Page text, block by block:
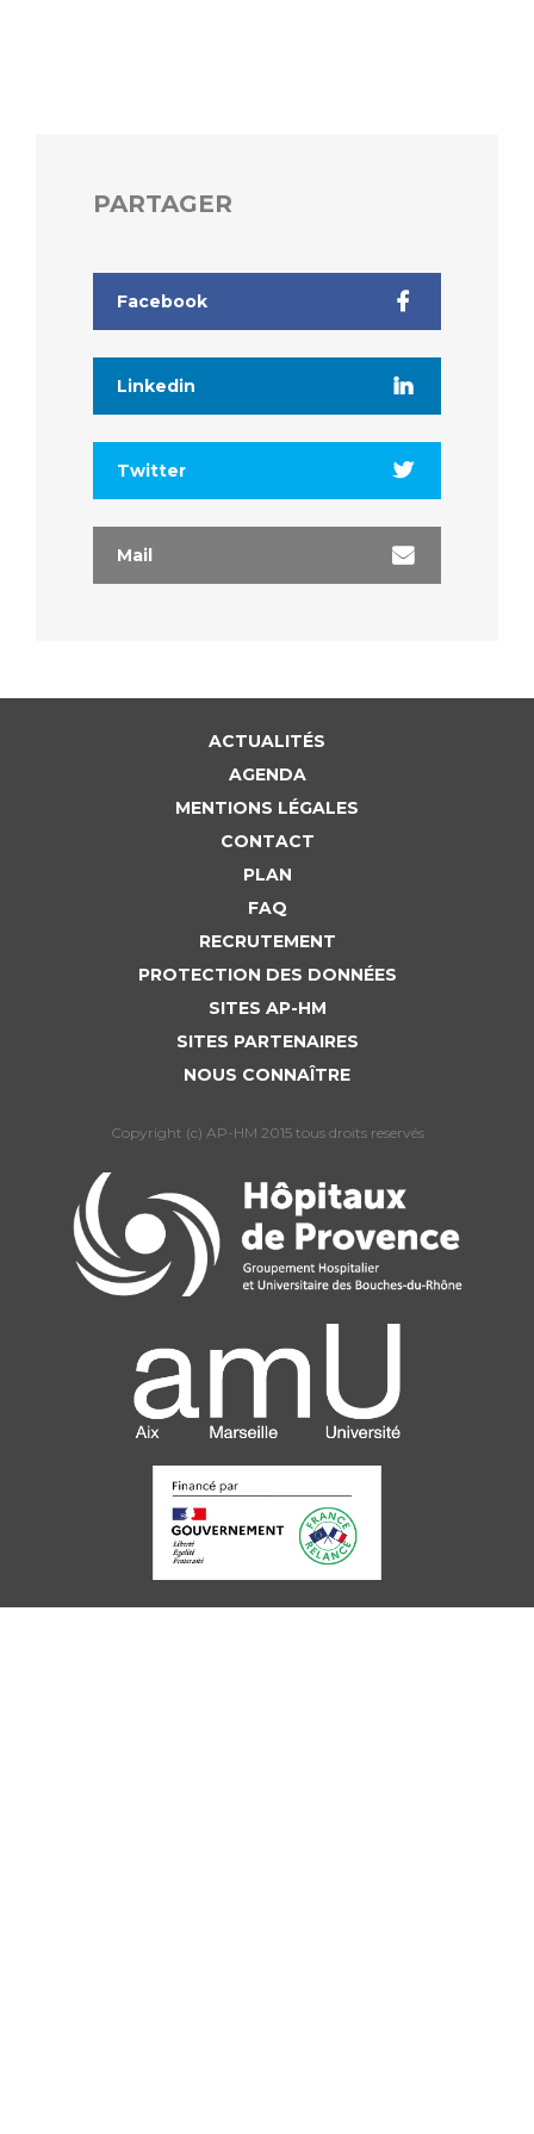
PARTAGER
Facebook
Linkedin
Twitter
Mail
ACTUALITÉS
AGENDA
MENTIONS LÉGALES
CONTACT
PLAN
FAQ
RECRUTEMENT
PROTECTION DES DONNÉES
SITES AP-HM
SITES PARTENAIRES
NOUS CONNAÎTRE
Copyright (c) AP-HM 2015 tous droits reservés